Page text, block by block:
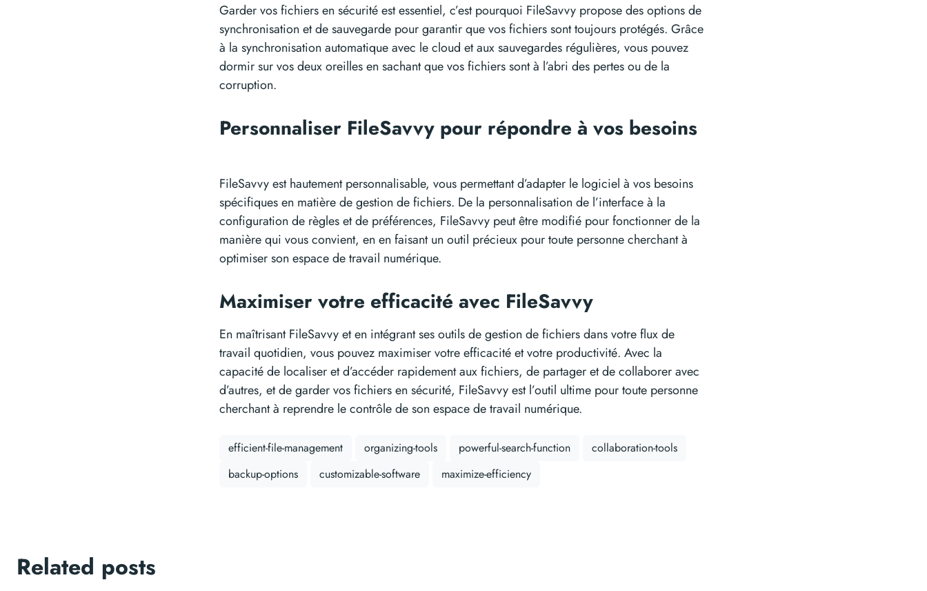
Garder vos fichiers en sécurité est essentiel, c’est pourquoi FileSavvy propose des options de
synchronisation et de sauvegarde pour garantir que vos fichiers sont toujours protégés. Grâce
à la synchronisation automatique avec le cloud et aux sauvegardes régulières, vous pouvez
dormir sur vos deux oreilles en sachant que vos fichiers sont à l’abri des pertes ou de la
corruption.
Personnaliser FileSavvy pour répondre à vos besoins
FileSavvy est hautement personnalisable, vous permettant d’adapter le logiciel à vos besoins
spécifiques en matière de gestion de fichiers. De la personnalisation de l’interface à la
configuration de règles et de préférences, FileSavvy peut être modifié pour fonctionner de la
manière qui vous convient, en en faisant un outil précieux pour toute personne cherchant à
optimiser son espace de travail numérique.
Maximiser votre efficacité avec FileSavvy
En maîtrisant FileSavvy et en intégrant ses outils de gestion de fichiers dans votre flux de
travail quotidien, vous pouvez maximiser votre efficacité et votre productivité. Avec la
capacité de localiser et d’accéder rapidement aux fichiers, de partager et de collaborer avec
d’autres, et de garder vos fichiers en sécurité, FileSavvy est l’outil ultime pour toute personne
cherchant à reprendre le contrôle de son espace de travail numérique.
efficient-file-management organizing-tools powerful-search-function
collaboration-tools
backup-options
customizable-software maximize-efficiency
Related posts